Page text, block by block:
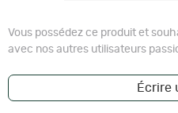
Vous possédez ce produit et
avec nos autres utilisateurs
Écrire